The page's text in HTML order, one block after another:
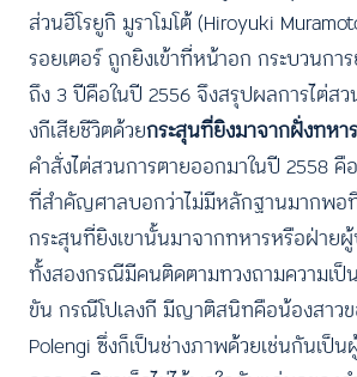
ส่วนฮิโรยูกิ มูราโมโต้ (Hiroyuki
รอยเตอร์ ถูกยิงเข้าที่หน้าอก กระบวนการ
ถึง 3 ปีคือในปี 2556 จึงสรุปผลการไต่สว
งกีเสียชีวิตด้วยกระสุนที่ยิงมาจากฝั่งทหาร
คำสั่งไต่สวนการตายออกมาในปี 2558
ที่สำคัญศาลบอกว่าไม่มีหลักฐานมากพอ
กระสุนที่ยิงเขานั้นมาจากทหารหรือฝ่ายผู้
ทั้งสองกรณีมีคนติดตามทวงถามความเป็
ขัน กรณีโปเลงกี มีญาติสนิทคือน้องสาวข
Polengi ซึ่งก็เป็นช่างภาพด้วยเช่นกันเป็